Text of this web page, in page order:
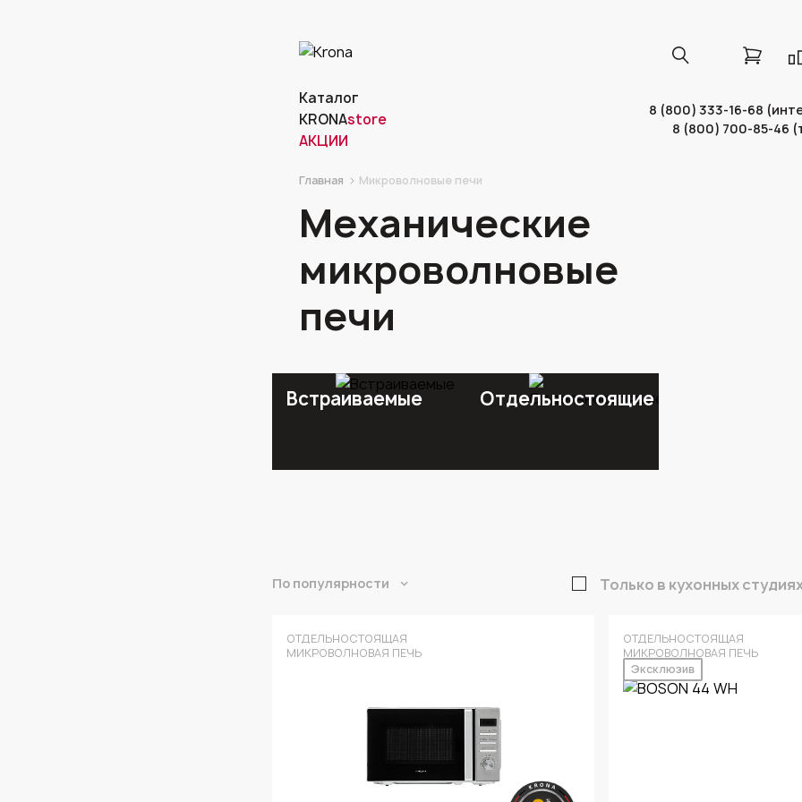
Каталог
KRONAstore
АКЦИИ
8 (800) 333-16-68
8 (800) 700-85-46
Главная Микроволновые печи
Механические
микроволновые
печи
Встраиваемые Отдельностоящие
По популярности Только в кухонных
ОТДЕЛЬНОСТОЯЩАЯ
МИКРОВОЛНОВАЯ ПЕЧЬ
ОТДЕЛЬНОСТОЯЩАЯ
МИКРОВОЛНОВАЯ ПЕЧЬ
Эксклюзив